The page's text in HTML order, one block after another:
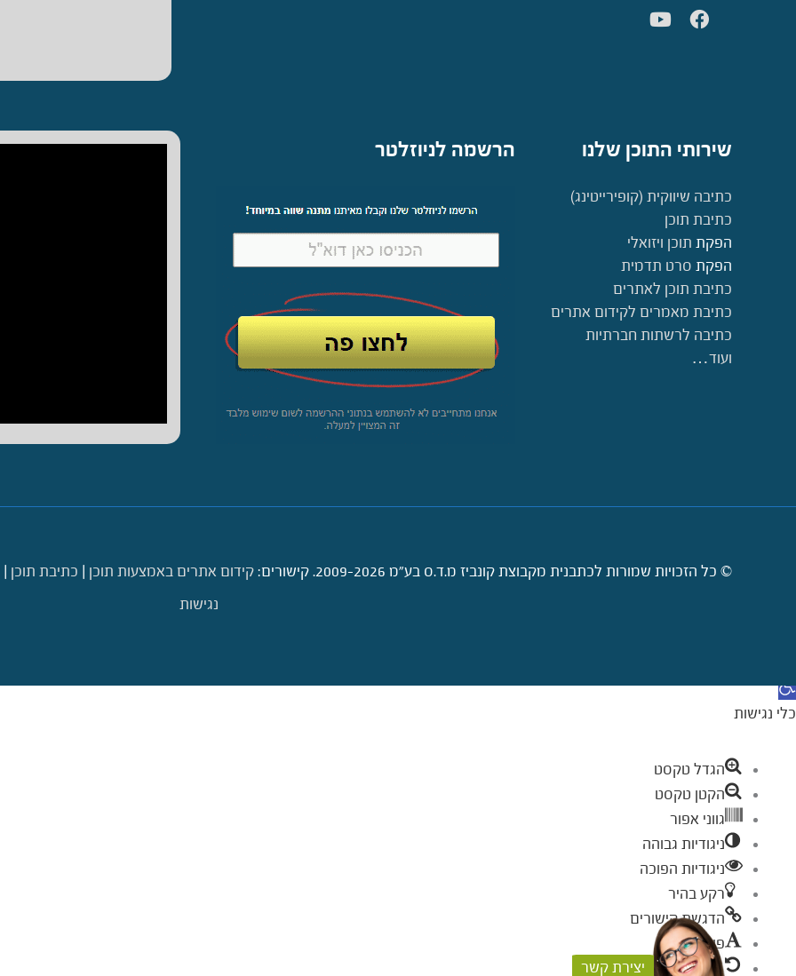
שירותי התוכן שלנו
כתיבה שיווקית (קופירייטינג)
כתיבת תוכן
הפקת תוכן ויזואלי
הפקת סרט תדמית
כתיבת תוכן לאתרים
כתיבת מאמרים לקידום אתרים
כתיבה לרשתות חברתיות
ועוד…
הרשמה לניוזלטר
© כל הזכויות שמורות לכתבנית מקבוצת קונביז מ.ד.ס בע"מ 2009-2026. קישורים: קידום אתרים באמצעות תוכן | כתיבת תוכן |
נגישות
יצירת קשר
פתח סרגל נגישות
כלי נגישות
הגדל טקסט
הקטן טקסט
גווני אפור
ניגודיות גבוהה
ניגודיות הפוכה
רקע בהיר
הדגשת קישורים
פונט קריא
איפוס